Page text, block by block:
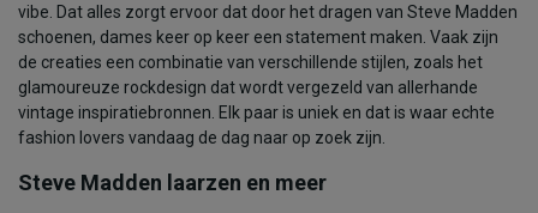
vibe. Dat alles zorgt ervoor dat door het dragen van Steve Madden
schoenen, dames keer op keer een statement maken. Vaak zijn
de creaties een combinatie van verschillende stijlen, zoals het
glamoureuze rockdesign dat wordt vergezeld van allerhande
vintage inspiratiebronnen. Elk paar is uniek en dat is waar echte
fashion lovers vandaag de dag naar op zoek zijn.
Steve Madden laarzen en meer